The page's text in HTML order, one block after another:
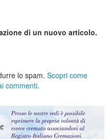
di un nuovo articolo.
lo spam. Scopri come
commenti.